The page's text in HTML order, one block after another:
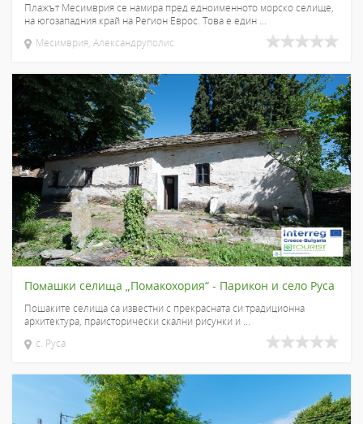
Плажът Месимврия се намира пред едноименното морско селище,
на югозападния край на Регион Еврос. Това е един ...
Месимврия, Александруполис
Помашки селища „Помакохория“ - Парикон и село Руса
Пошаките селища са известни с прекрасната си традиционна
архитектура, праисторически скални рисунки и ...
с. Руса